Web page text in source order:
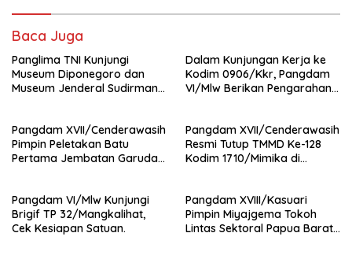
Baca Juga
Panglima TNI Kunjungi
Museum Diponegoro dan
Museum Jenderal Sudirman
Dalam Kunjungan Kerja ke
Kodim 0906/Kkr, Pangdam
VI/Mlw Berikan Pengarahan
Pangdam XVII/Cenderawasih
Pimpin Peletakan Batu
Pertama Jembatan Garuda
Pangdam XVII/Cenderawasih
Resmi Tutup TMMD Ke-128
Kodim 1710/Mimika di
Pangdam VI/Mlw Kunjungi
Brigif TP 32/Mangkalihat,
Cek Kesiapan Satuan.
Pangdam XVIII/Kasuari
Pimpin Miyajgema Tokoh
Lintas Sektoral Papua Barat :